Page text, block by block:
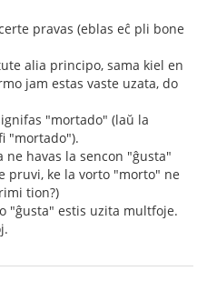
pravas (eblas eĉ pli bone
alia principo, sama kiel en
jam estas vaste uzata, do
"mortado" (laŭ la
"mortado").
ne havas la sencon "ĝusta"
pruvi, ke la vorto "morto" ne
tion?)
"ĝusta" estis uzita multfoje.